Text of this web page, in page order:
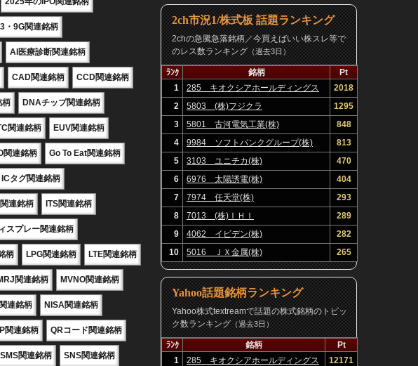
3・9G関連銘柄
AI医療診断関連銘柄
CAD関連銘柄 CCD関連銘柄
柄 DNAチップ関連銘柄
関連銘柄 EUV関連銘柄
関連銘柄 Go To Eat関連銘柄
ICタグ関連銘柄
関連銘柄 ITS関連銘柄
スプレー関連銘柄
柄 LPG関連銘柄 LTE関連銘柄
関連銘柄 MVNO関連銘柄
連銘柄 NISA関連銘柄
関連銘柄 QRコード関連銘柄
SMS関連銘柄 SNS関連銘柄
2ch市況1/株式板 話題ランキング
2chの急騰急落銘柄／今買えばいい株スレ等で
のレス数ランキング（過去3日）
ﾗﾝｸ 銘柄
Pt
1
285 キオクシアホールディングス
(株)
2018
2
5803 (株)フジクラ
1295
3
5801 古河電気工業(株)
848
4
9984 ソフトバンクグループ(株)
813
5
3103 ユニチカ(株)
470
6
6976 太陽誘電(株)
404
7
7974 任天堂(株)
293
8
7013 (株)ＩＨＩ
289
9
4062 イビデン(株)
282
10
5016 ＪＸ金属(株) 265
Yahoo話題銘柄ランキング
Yahoo株式textreamで話題の株式銘柄のトピッ
ク数ランキング（過去3日）
ﾗﾝｸ 銘柄
Pt
1
285 キオクシアホールディングス
12171